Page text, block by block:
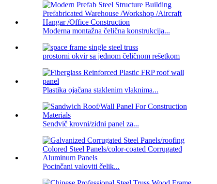
Moderna montažna čelična konstrukcija...
prostorni okvir sa jednom čeličnom rešetkom
Plastika ojačana staklenim vlaknima...
Sendvič krovni/zidni panel za...
Pocinčani valoviti čelik...